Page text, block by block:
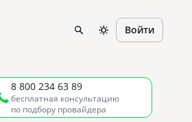
Войти
8 800 234 63 89
бесплатная консультацию
по подбору провайдера